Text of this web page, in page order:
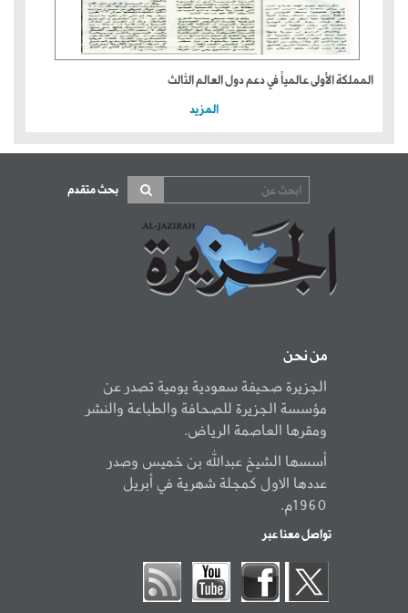
المملكة الأولى عالمياً في دعم دول العالم الثالث
المزيد
بحث متقدم
من نحن
الجزيرة صحيفة سعودية يومية تصدر عن
مؤسسة الجزيرة للصحافة والطباعة والنشر
ومقرها العاصمة الرياض.
أسسها الشيخ عبدالله بن خميس وصدر
عددها الاول كمجلة شهرية في أبريل
1960م.
تواصل معنا عبر